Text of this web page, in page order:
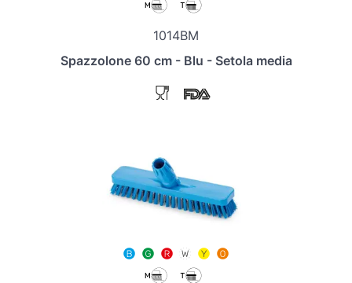
1014BM
Spazzolone 60 cm - Blu - Setola media